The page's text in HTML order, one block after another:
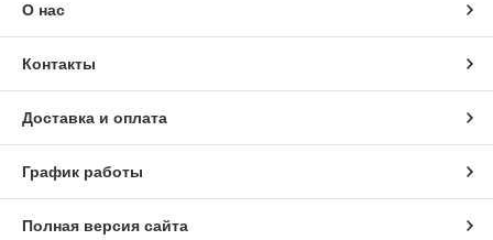
О нас
Контакты
Доставка и оплата
График работы
Полная версия сайта